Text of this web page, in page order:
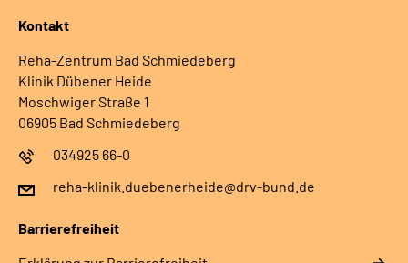
Kontakt
Reha-Zentrum Bad Schmiedeberg
Klinik Dübener Heide
Moschwiger Straße 1
06905 Bad Schmiedeberg
034925 66-0
reha-klinik.duebenerheide@drv-bund.de
Barrierefreiheit